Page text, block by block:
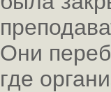
Они
где